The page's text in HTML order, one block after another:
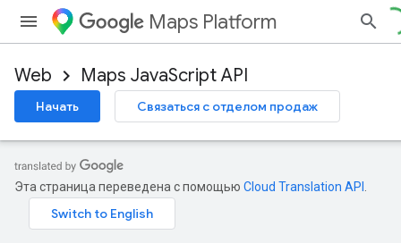
Maps Platform
Web Maps JavaScript API
Начать Связаться с отделом продаж
Эта страница переведена с помощью Cloud Translation API